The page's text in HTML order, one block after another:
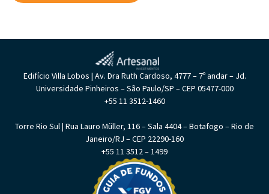
Edifício Villa Lobos | Av. Dra Ruth Cardoso, 4777 – 7º andar – Jd.
Universidade Pinheiros – São Paulo/SP – CEP 05477-000
+55 11 3512-1460
Torre Rio Sul | Rua Lauro Müller, 116 – Sala 4404 – Botafogo – Rio de
Janeiro/RJ – CEP 22290-160
+55 11 3512 – 1499